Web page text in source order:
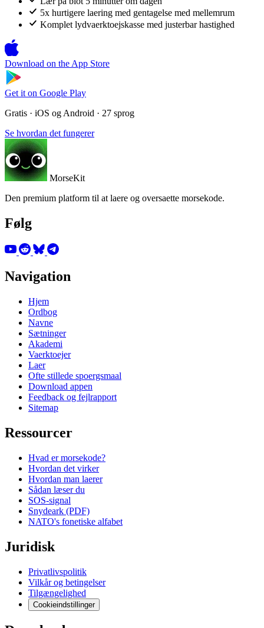
5x hurtigere laering med gentagelse med mellemrum
Komplet lydvaerktoejskasse med justerbar hastighed
Download on the App Store
Get it on Google Play
Gratis · iOS og Android · 27 sprog
Se hvordan det fungerer
MorseKit
Den premium platform til at laere og oversaette morsekode.
Følg
Navigation
Hjem
Ordbog
Navne
Sætninger
Akademi
Vaerktoejer
Laer
Ofte stillede spoergsmaal
Download appen
Feedback og fejlrapport
Sitemap
Ressourcer
Hvad er morsekode?
Hvordan det virker
Hvordan man laerer
Sådan læser du
SOS-signal
Snydeark (PDF)
NATO's fonetiske alfabet
Juridisk
Privatlivspolitik
Vilkår og betingelser
Tilgængelighed
Cookieindstillinger